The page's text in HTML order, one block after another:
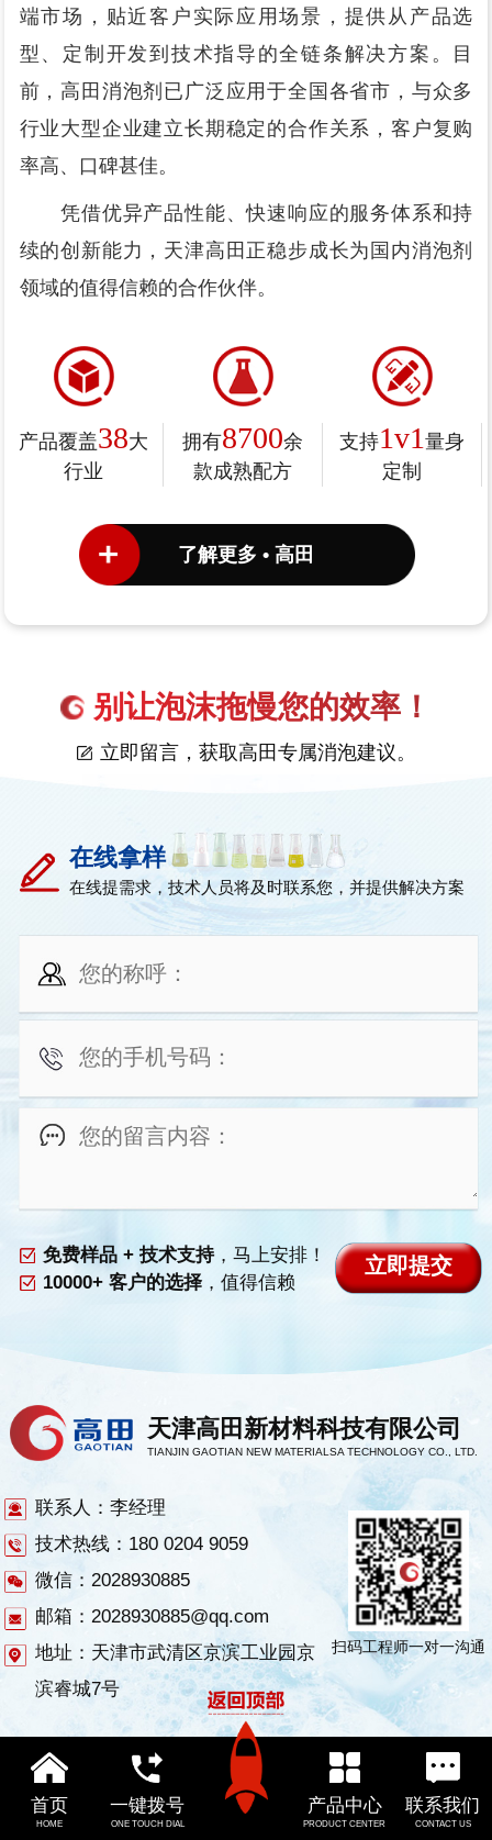
端市场，贴近客户实际应用场景，提供从产品选
型、定制开发到技术指导的全链条解决方案。目
前，高田消泡剂已广泛应用于全国各省市，与众多
行业大型企业建立长期稳定的合作关系，客户复购
率高、口碑甚佳。
凭借优异产品性能、快速响应的服务体系和持
续的创新能力，天津高田正稳步成长为国内消泡剂
领域的值得信赖的合作伙伴。
产品覆盖38大
行业
拥有8700余
款成熟配方
支持1v1量身
定制
了解更多 • 高田
别让泡沫拖慢您的效率！
立即留言，获取高田专属消泡建议。
在线拿样
在线提需求，技术人员将及时联系您，并提供解决方案
免费样品 + 技术支持，马上安排！
10000+ 客户的选择，值得信赖
天津高田新材料科技有限公司
TIANJIN GAOTIAN NEW MATERIALSA TECHNOLOGY CO., LTD.
联系人：李经理
技术热线：180 0204 9059
微信：2028930885
邮箱：2028930885@qq.com
地址：天津市武清区京滨工业园京
滨睿城7号
扫码工程师一对一沟通
首页
HOME
一键拨号
ONE TOUCH DIAL
产品中心
PRODUCT CENTER
联系我们
CONTACT US